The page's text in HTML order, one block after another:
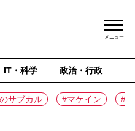
IT・科学 政治・行政
サブカル #マケイン #
メニュー